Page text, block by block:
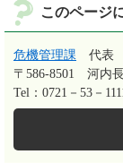
このページ
危機管理課
代表
〒586-8501
河内
Tel：0721－53－